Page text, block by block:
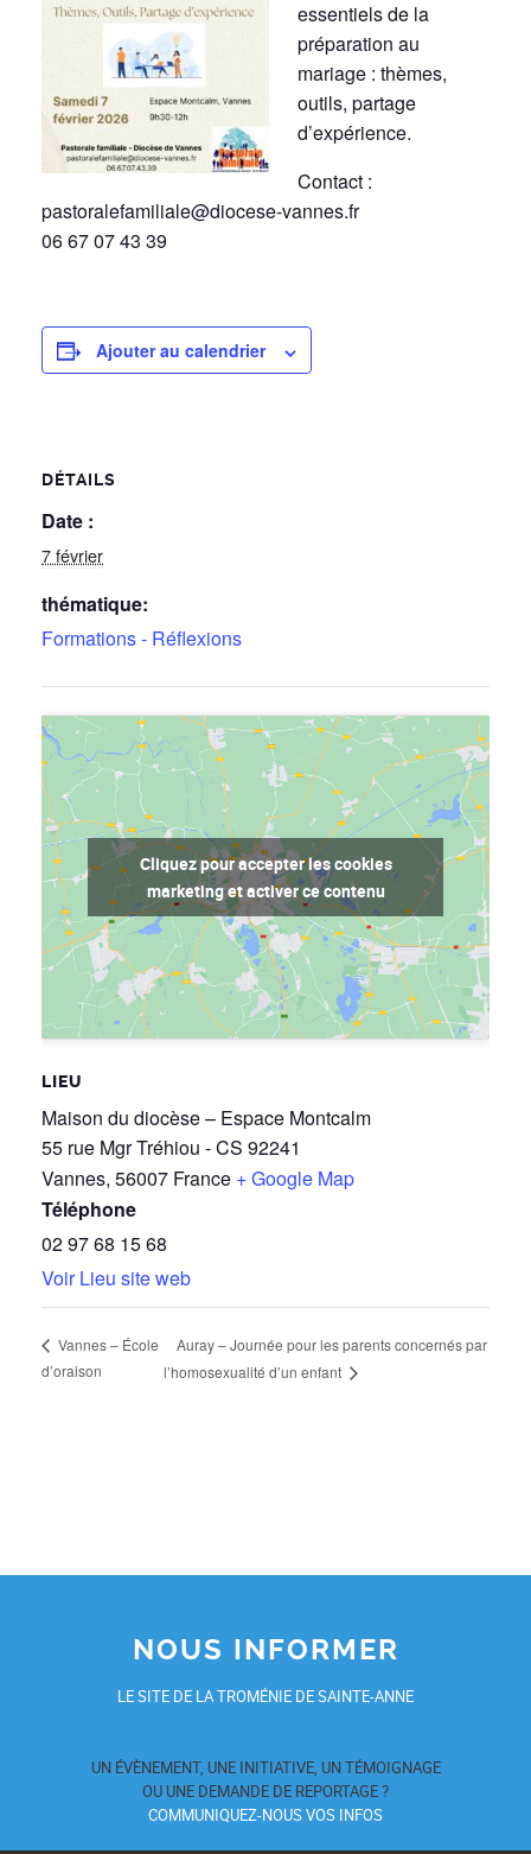
essentiels de la
préparation au
mariage : thèmes,
outils, partage
d’expérience.
Contact :
pastoralefamiliale@diocese-vannes.fr
06 67 07 43 39
Ajouter au calendrier
DÉTAILS
Date :
7 février
thématique:
Formations - Réflexions
LIEU
Maison du diocèse – Espace Montcalm
55 rue Mgr Tréhiou - CS 92241
Vannes, 56007 France + Google Map
Téléphone
02 97 68 15 68
Voir Lieu site web
Cliquez pour accepter les cookies
marketing et activer ce contenu
Vannes – École
d’oraison
Auray – Journée pour les parents concernés par
l’homosexualité d’un enfant
NOUS INFORMER
LE SITE DE LA TROMÉNIE DE SAINTE-ANNE
UN ÉVÈNEMENT, UNE INITIATIVE, UN TÉMOIGNAGE
OU UNE DEMANDE DE REPORTAGE ?
COMMUNIQUEZ-NOUS VOS INFOS